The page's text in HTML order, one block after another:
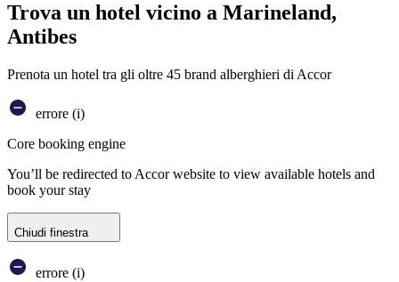
Trova un hotel vicino a Marineland,
Antibes
Prenota un hotel tra gli oltre 45 brand alberghieri di Accor
errore (i)
Core booking engine
You’ll be redirected to Accor website to view available hotels and
book your stay
Chiudi finestra
errore (i)